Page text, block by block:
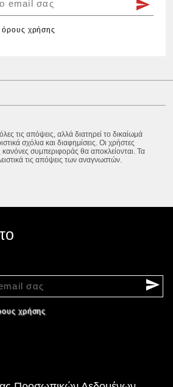
όρους χρήσης
τις απόψεις, αλλά διατηρεί το δικαίωμά
σχόλια και διαφημίσεις. Οι χρήστες
συμπεριφοράς θα αποκλείονται. Τα
τις απόψεις των αναγνωστών.
χρήσης